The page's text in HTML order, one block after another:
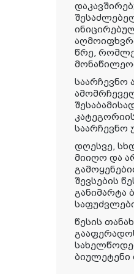
წრე,
საარჩევნო
საარჩევნო
დღესვე,
მიიღო და
შევსების
განიმარტა
წესის
ბიულეტენი